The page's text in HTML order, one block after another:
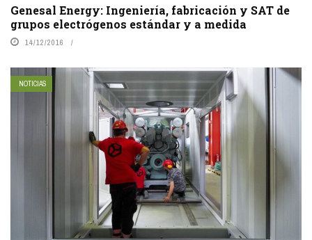
Genesal Energy: Ingeniería, fabricación y SAT de
grupos electrógenos estándar y a medida
14/12/2016
NOTICIAS